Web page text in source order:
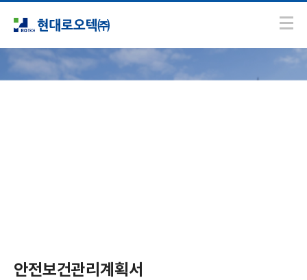
안전보건관리계획서